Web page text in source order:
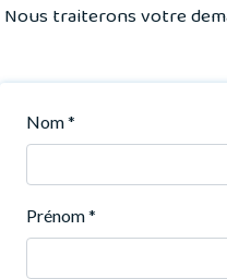
Nous traiterons votre
Nom*
Prénom*